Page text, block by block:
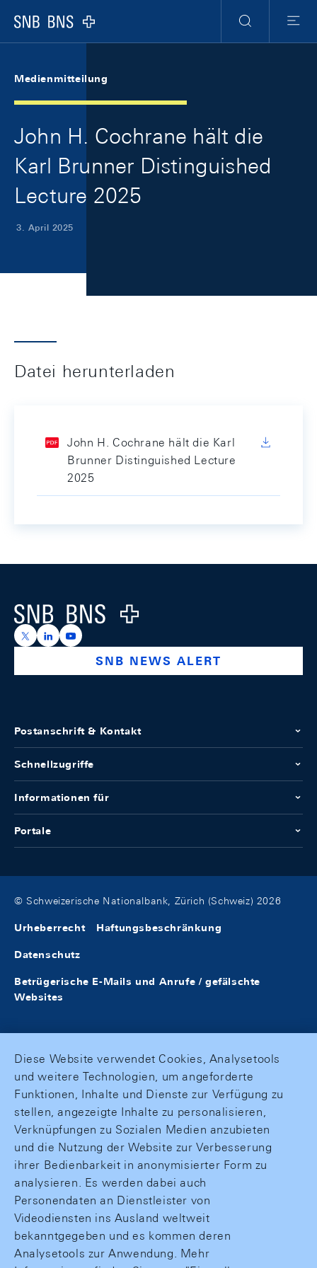
Logo
Suche
Menu
Medienmitteilung
John H. Cochrane hält die
Karl Brunner Distinguished
Lecture 2025
3. April 2025
Datei herunterladen
John H. Cochrane hält die Karl
Brunner Distinguished Lecture
2025
Logo
https://x.com/snb_bns
https://ch.linkedin.com/company/swiss-national-
https://www.youtube.com/@swissnationalbank
SNB NEWS ALERT
Postanschrift & Kontakt
Schnellzugriffe
Informationen für
Portale
© Schweizerische Nationalbank, Zürich (Schweiz) 2026
Urheberrecht Haftungsbeschränkung
Datenschutz
Betrügerische E-Mails und Anrufe / gefälschte
Websites
Diese Website verwendet Cookies, Analysetools
und weitere Technologien, um angeforderte
Funktionen, Inhalte und Dienste zur Verfügung zu
stellen, angezeigte Inhalte zu personalisieren,
Verknüpfungen zu Sozialen Medien anzubieten
und die Nutzung der Website zur Verbesserung
ihrer Bedienbarkeit in anonymisierter Form zu
analysieren. Es werden dabei auch
Personendaten an Dienstleister von
Videodiensten ins Ausland weltweit
bekanntgegeben und es kommen deren
Analysetools zur Anwendung. Mehr